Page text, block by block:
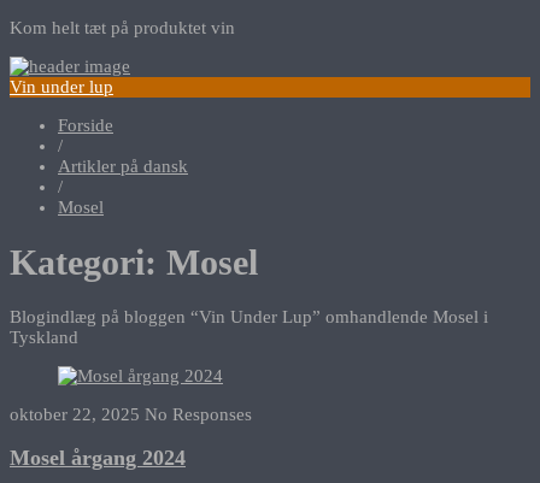
Kom helt tæt på produktet vin
Vin under lup
Forside
/
Artikler på dansk
/
Mosel
Kategori: Mosel
Blogindlæg på bloggen “Vin Under Lup” omhandlende Mosel i
Tyskland
oktober 22, 2025 No Responses
Mosel årgang 2024